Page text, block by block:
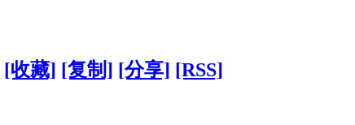
[收藏] [复制] [分享] [RSS]